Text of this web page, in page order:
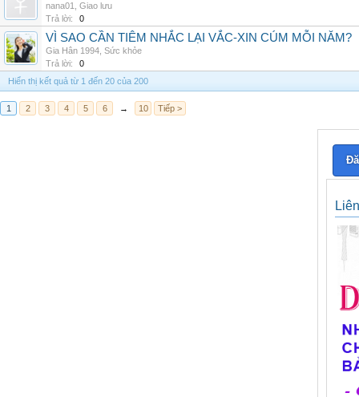
nana01
Giao lưu
Trả lời:
0
VÌ SAO CẦN TIÊM NHẮC LẠI VẮC-XIN CÚM MỖI NĂM?
Gia Hân 1994 Sức khỏe
Trả lời:
0
Hiển thị kết quả từ 1 đến 20 của 200
1 2 3 4 5 6 → 10 Tiếp >